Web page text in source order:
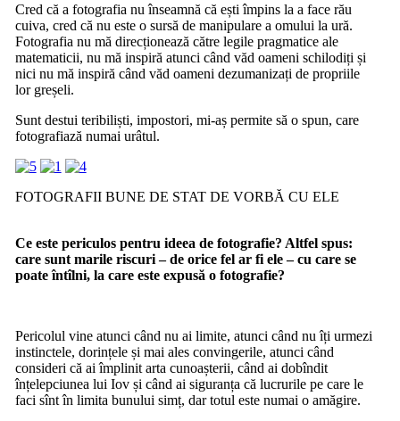
Cred că a fotografia nu înseamnă că ești împins la a face rău
cuiva, cred că nu este o sursă de manipulare a omului la ură.
Fotografia nu mă direcționează către legile pragmatice ale
matematicii, nu mă inspiră atunci când văd oameni schilodiți și
nici nu mă inspiră când văd oameni dezumanizați de propriile
lor greșeli.
Sunt destui teribiliști, impostori, mi-aș permite să o spun, care
fotografiază numai urâtul.
FOTOGRAFII BUNE DE STAT DE VORBĂ CU ELE
Ce este periculos pentru ideea de fotografie? Altfel spus:
care sunt marile riscuri – de orice fel ar fi ele – cu care se
poate întîlni, la care este expusă o fotografie?
Pericolul vine atunci când nu ai limite, atunci când nu îți urmezi
instinctele, dorințele și mai ales convingerile, atunci când
consideri că ai împlinit arta cunoașterii, când ai dobîndit
înțelepciunea lui Iov și când ai siguranța că lucrurile pe care le
faci sînt în limita bunului simț, dar totul este numai o amăgire.